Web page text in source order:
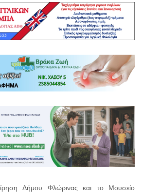
Δήμου Φλώρινας και το Μουσείο